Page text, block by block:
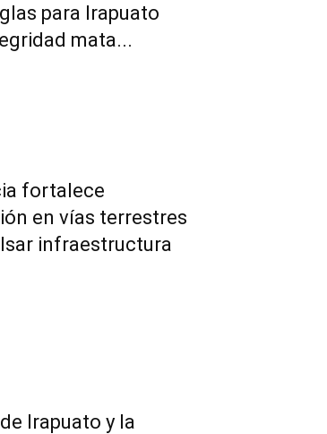
para Irapuato
mata...
fortalece
en vías terrestres
infraestructura
Irapuato y la